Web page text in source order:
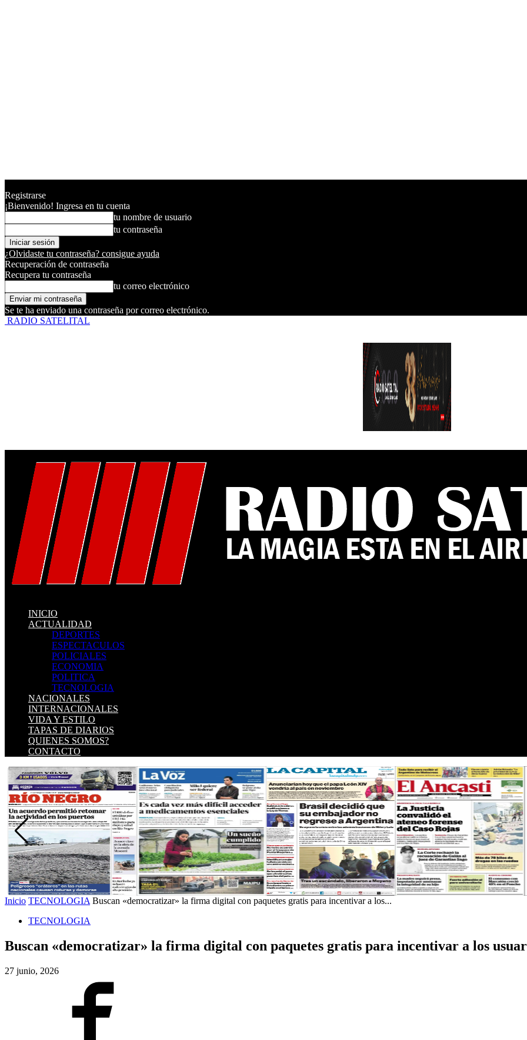
Registrarse
¡Bienvenido! Ingresa en tu cuenta
tu nombre de usuario
tu contraseña
¿Olvidaste tu contraseña? consigue ayuda
Recuperación de contraseña
Recupera tu contraseña
tu correo electrónico
Se te ha enviado una contraseña por correo electrónico.
RADIO SATELITAL
INICIO
ACTUALIDAD
DEPORTES
ESPECTACULOS
POLICIALES
ECONOMIA
POLITICA
TECNOLOGIA
NACIONALES
INTERNACIONALES
VIDA Y ESTILO
TAPAS DE DIARIOS
QUIENES SOMOS?
CONTACTO
Inicio TECNOLOGIA Buscan «democratizar» la firma digital con paquetes gratis para incentivar a los...
TECNOLOGIA
Buscan «democratizar» la firma digital con paquetes gratis para incentivar a los
27 junio, 2026